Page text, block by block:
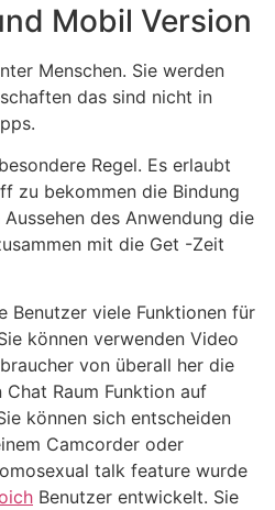
Mobil Version
Menschen. Sie werden
das sind nicht in
Regel. Es erlaubt
zu bekommen die Bindung
des Anwendung die
mit die Get -Zeit
Benutzer viele Funktionen für
können verwenden Video
von überall her die
Raum Funktion auf
können sich entscheiden
Camcorder oder
talk feature wurde
Benutzer entwickelt. Sie